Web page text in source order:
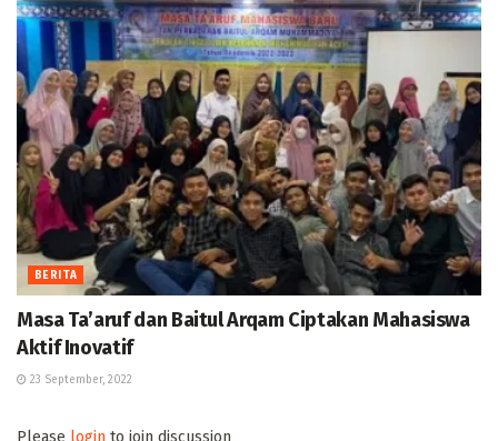
BERITA
Masa Ta’aruf dan Baitul Arqam Ciptakan Mahasiswa
Aktif Inovatif
23 September, 2022